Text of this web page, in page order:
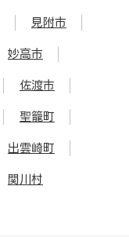
見附市
妙高市
佐渡市
聖籠町
出雲崎町
関川村